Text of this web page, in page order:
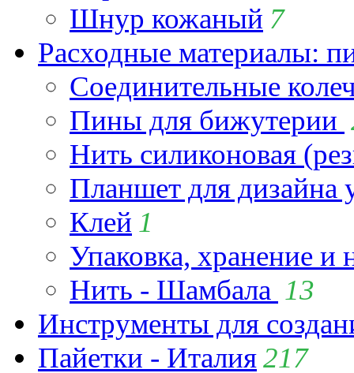
Шнур кожаный 7
Расходные материалы:
Соединительные
Пины для бижутерии
Нить силиконовая
Планшет для
Клей 1
Упаковка, хранение и
Нить - Шамбала 13
Инструменты для
Пайетки - Италия217